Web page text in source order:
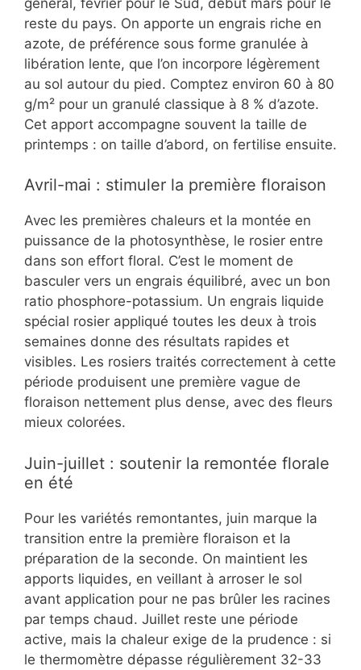
reste du pays. On apporte un engrais riche en
azote, de préférence sous forme granulée à
libération lente, que l’on incorpore légèrement
au sol autour du pied. Comptez environ 60 à 80
g/m² pour un granulé classique à 8 % d’azote.
Cet apport accompagne souvent la taille de
printemps : on taille d’abord, on fertilise ensuite.
Avril-mai : stimuler la première floraison
Avec les premières chaleurs et la montée en
puissance de la photosynthèse, le rosier entre
dans son effort floral. C’est le moment de
basculer vers un engrais équilibré, avec un bon
ratio phosphore-potassium. Un engrais liquide
spécial rosier appliqué toutes les deux à trois
semaines donne des résultats rapides et
visibles. Les rosiers traités correctement à cette
période produisent une première vague de
floraison nettement plus dense, avec des fleurs
mieux colorées.
Juin-juillet : soutenir la remontée florale
en été
Pour les variétés remontantes, juin marque la
transition entre la première floraison et la
préparation de la seconde. On maintient les
apports liquides, en veillant à arroser le sol
avant application pour ne pas brûler les racines
par temps chaud. Juillet reste une période
active, mais la chaleur exige de la prudence : si
le thermomètre dépasse régulièrement 32-33